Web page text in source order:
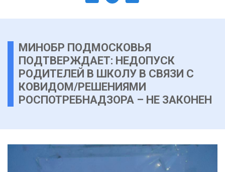
МИНОБР ПОДМОСКОВЬЯ
ПОДТВЕРЖДАЕТ: НЕДОПУСК
РОДИТЕЛЕЙ В ШКОЛУ В СВЯЗИ С
КОВИДОМ/РЕШЕНИЯМИ
РОСПОТРЕБНАДЗОРА – НЕ ЗАКОНЕН